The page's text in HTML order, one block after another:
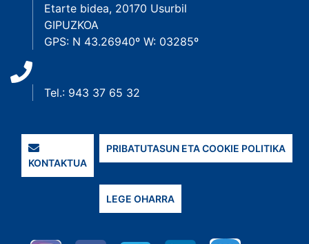
Etarte bidea, 20170 Usurbil
GIPUZKOA
GPS: N 43.26940º W: 03285º
Tel.: 943 37 65 32
KONTAKTUA
PRIBATUTASUN ETA COOKIE POLITIKA
LEGE OHARRA